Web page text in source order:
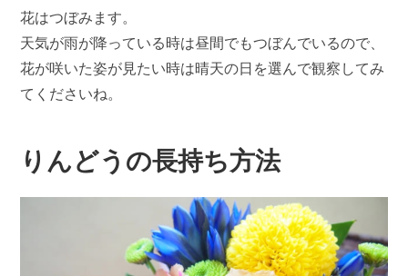
花はつぼみます。
天気が雨が降っている時は昼間でもつぼんでいるので、
花が咲いた姿が見たい時は晴天の日を選んで観察してみ
てくださいね。
りんどうの長持ち方法